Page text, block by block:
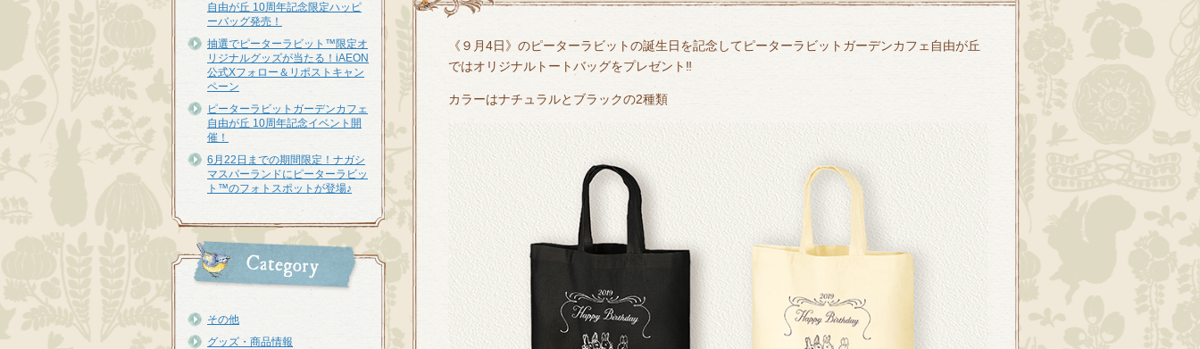
自由が丘 10周年記念限定ハッピ
ーバッグ発売！
抽選でピーターラビット™限定オ
リジナルグッズが当たる！iAEON
公式Xフォロー＆リポストキャン
ペーン
ピーターラビットガーデンカフェ
自由が丘 10周年記念イベント開
催！
6月22日までの期間限定！ナガシ
マスパーランドにピーターラビッ
ト™のフォトスポットが登場♪
その他
グッズ・商品情報
《９月4日》のピーターラビットの誕生日を記念してピーターラビットガーデンカフェ自由が丘
ではオリジナルトートバッグをプレゼント‼
カラーはナチュラルとブラックの2種類